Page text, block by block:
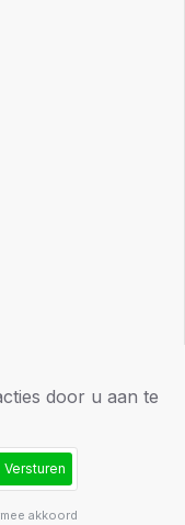
door u aan te
Versturen
akkoord